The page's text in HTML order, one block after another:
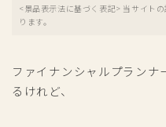
<景品表示法に基づく表記> 当サイト
ります。
ファイナンシャルプランナ
るけれど、